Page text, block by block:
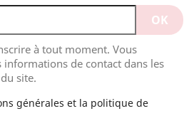
à tout moment. Vous
de contact dans les
site.
générales et la politique de